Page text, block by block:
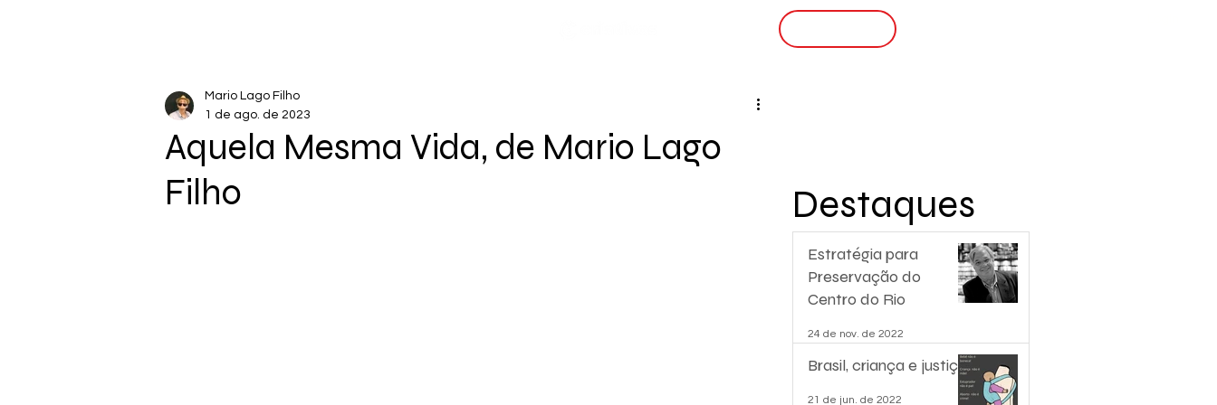
Aquela Mesma Vida, de Mario Lago
Filho
Mario Lago Filho
1 de ago. de 2023
Estratégia para
Preservação do
Centro do Rio
24 de nov. de 2022
Brasil, criança e justiça.
21 de jun. de 2022
Destaques